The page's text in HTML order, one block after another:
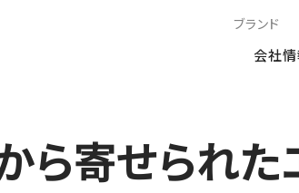
ブランド
会社
ら寄せられた